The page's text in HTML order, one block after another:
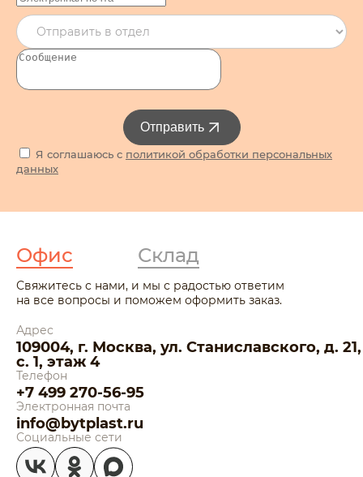
Я соглашаюсь с политикой обработки персональных
данных
Отправить
Офис Склад
Свяжитесь с нами, и мы с радостью ответим
на все вопросы и поможем оформить заказ.
Адрес
109004, г. Москва, ул. Станиславского, д. 21,
с. 1, этаж 4
Телефон
+7 499 270-56-95
Электронная почта
info@bytplast.ru
Социальные сети